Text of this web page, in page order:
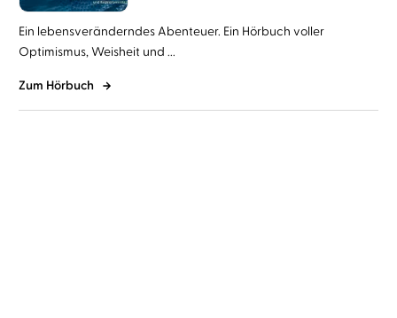
Ein lebensveränderndes Abenteuer. Ein Hörbuch voller
Optimismus, Weisheit und ...
Zum Hörbuch